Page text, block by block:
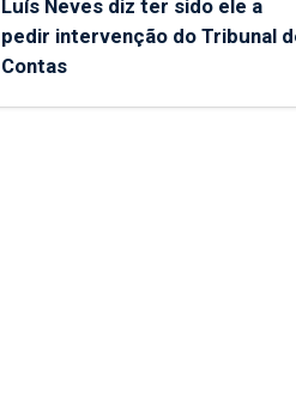
Luís Neves diz ter sido ele a
pedir intervenção do Tribunal
Contas